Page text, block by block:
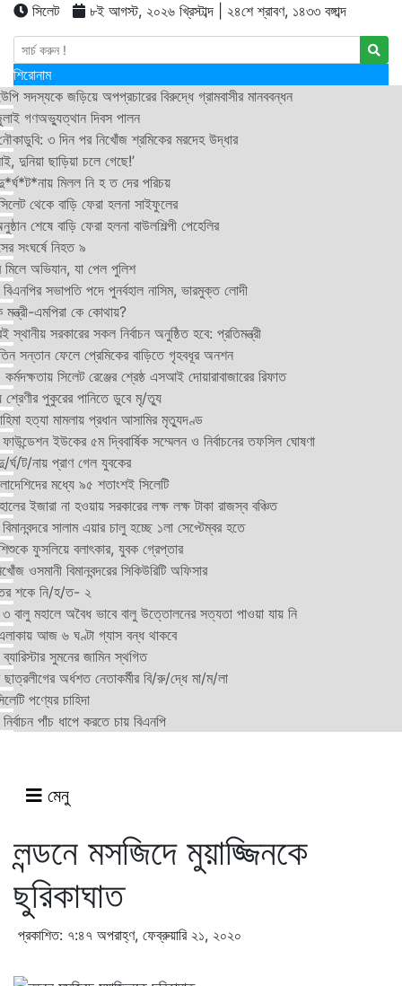
সিলেট ৮ই আগস্ট, ২০২৬ খ্রিস্টাব্দ | ২৪শে শ্রাবণ, ১৪৩৩ বঙ্গাব্দ
শিরোনাম
সদস্যকে জড়িয়ে অপপ্রচারের বিরুদ্ধে গ্রামবাসীর মানববন্ধন
গণঅভ্যুত্থান দিবস পালন
৩ দিন পর নিখোঁজ শ্রমিকের মরদেহ উদ্ধার
দুনিয়া ছাড়িয়া চলে গেছে!’
মিলল নি হ ত দের পরিচয়
থেকে বাড়ি ফেরা হলনা সাইফুলের
শেষে বাড়ি ফেরা হলনা বাউলশিল্পী পেহেলির
সংঘর্ষে নিহত ৯
মিলে অভিযান, যা পেল পুলিশ
সভাপতি পদে পুনর্বহাল নাসিম, ভারমুক্ত লোদী
মন্ত্রী-এমপিরা কে কোথায়?
সরকারের সকল নির্বাচন অনুষ্ঠিত হবে: প্রতিমন্ত্রী
সন্তান ফেলে প্রেমিকের বাড়িতে গৃহবধূর অনশন
সিলেট রেঞ্জের শ্রেষ্ঠ এসআই দোয়ারাবাজারের রিফাত
শ্রেণীর পুকুরের পানিতে ডুবে মৃ/ত্যু
হত্যা মামলায় প্রধান আসামির মৃত্যুদণ্ড
ইউকের ৫ম দ্বিবার্ষিক সম্মেলন ও নির্বাচনের তফসিল ঘোষণা
ট/নায় প্রাণ গেল যুবকের
মধ্যে ৯৫ শতাংশই সিলেটি
ইজারা না হওয়ায় সরকারের লক্ষ লক্ষ টাকা রাজস্ব বঞ্চিত
সালাম এয়ার চালু হচ্ছে ১লা সেপ্টেম্বর হতে
ফুসলিয়ে বলাৎকার, যুবক গ্রেপ্তার
ওসমানী বিমানবন্দরের সিকিউরিটি অফিসার
শকে নি/হ/ত- ২
বালু মহালে অবৈধ ভাবে বালু উত্তোলনের সত্যতা পাওয়া যায় নি
আজ ৬ ঘণ্টা গ্যাস বন্ধ থাকবে
সুমনের জামিন স্থগিত
ছাত্রলীগের অর্ধশত নেতাকর্মীর বি/রু/দ্ধে মা/ম/লা
পণ্যের চাহিদা
পাঁচ ধাপে করতে চায় বিএনপি
মেনু
লন্ডনে মসজিদে মুয়াজ্জিনকে
ছুরিকাঘাত
প্রকাশিত: ৭:৪৭ অপরাহ্ণ, ফেব্রুয়ারি ২১, ২০২০